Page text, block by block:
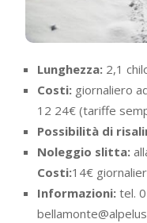
Lunghezza: 2,1
Costi: giornaliero
12 24€ (tariffe
Possibilità di
Noleggio slitta:
Costi:14€
Informazioni: tel.